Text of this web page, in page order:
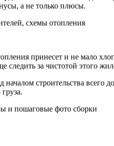
а не только плюсы.
схемы отопления
принесет и не мало
следить за чистотой этого
строительства
и пошаговые фото сборки